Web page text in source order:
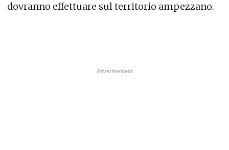
dovranno effettuare sul territorio ampezzano.